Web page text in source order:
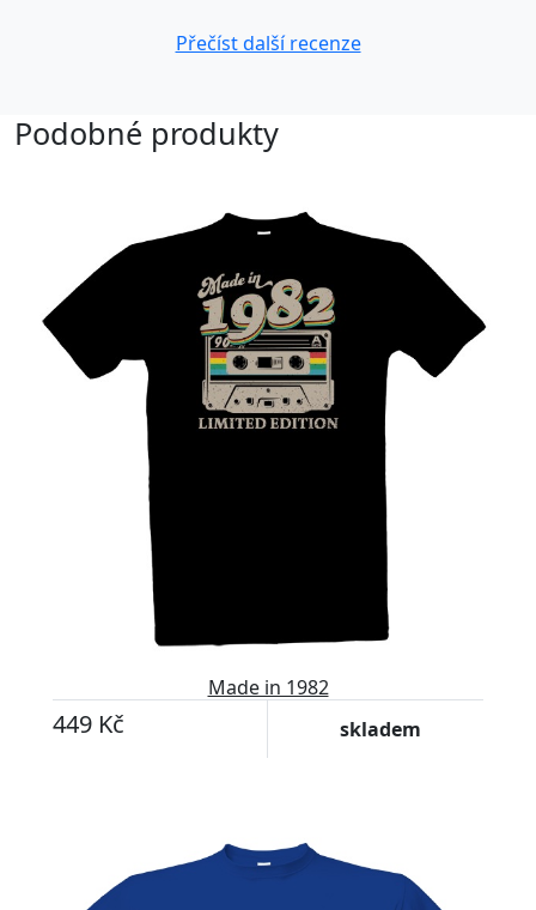
Přečíst další recenze
Podobné produkty
Made in 1982
449 Kč skladem